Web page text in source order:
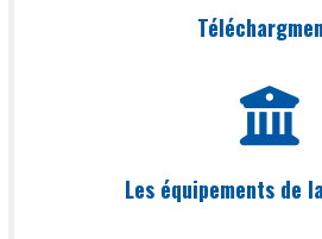
Les équipements de